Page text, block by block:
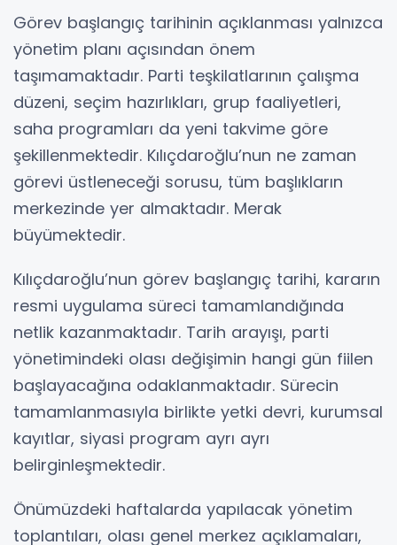
Görev başlangıç tarihinin açıklanması yalnızca
yönetim planı açısından önem
taşımamaktadır. Parti teşkilatlarının çalışma
düzeni, seçim hazırlıkları, grup faaliyetleri,
saha programları da yeni takvime göre
şekillenmektedir. Kılıçdaroğlu’nun ne zaman
görevi üstleneceği sorusu, tüm başlıkların
merkezinde yer almaktadır. Merak
büyümektedir.
Kılıçdaroğlu’nun görev başlangıç tarihi, kararın
resmi uygulama süreci tamamlandığında
netlik kazanmaktadır. Tarih arayışı, parti
yönetimindeki olası değişimin hangi gün fiilen
başlayacağına odaklanmaktadır. Sürecin
tamamlanmasıyla birlikte yetki devri, kurumsal
kayıtlar, siyasi program ayrı ayrı
belirginleşmektedir.
Önümüzdeki haftalarda yapılacak yönetim
toplantıları, olası genel merkez açıklamaları,